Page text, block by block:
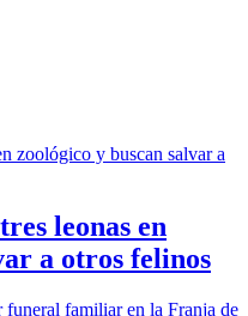
leonas en
a otros felinos